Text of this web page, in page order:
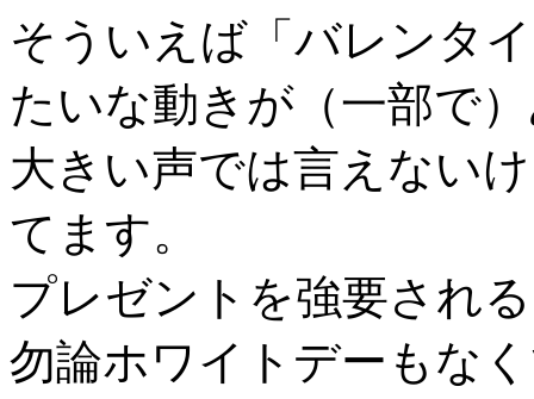
そういえば「バレンタ
たいな動きが（一部で
大きい声では言えない
てます。
プレゼントを強要され
勿論ホワイトデーもな